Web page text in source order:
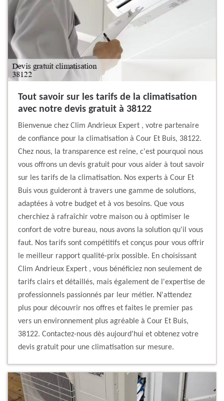
Tout savoir sur les tarifs de la climatisation
avec notre devis gratuit à 38122
Bienvenue chez Clim Andrieux Expert , votre partenaire
de confiance pour la climatisation à Cour Et Buis, 38122.
Chez nous, la transparence est reine, c'est pourquoi nous
vous offrons un devis gratuit pour vous aider à tout savoir
sur les tarifs de la climatisation. Nos experts à Cour Et
Buis vous guideront à travers une gamme de solutions,
adaptées à votre budget et à vos besoins. Que vous
cherchiez à rafraîchir votre maison ou à optimiser le
confort de votre bureau, nous avons la solution qu'il vous
faut. Nos tarifs sont compétitifs et conçus pour vous offrir
le meilleur rapport qualité-prix possible. En choisissant
Clim Andrieux Expert , vous bénéficiez non seulement de
tarifs clairs et détaillés, mais également de l'expertise de
professionnels passionnés par leur métier. N'attendez
plus pour découvrir nos offres et faites le premier pas
vers un environnement plus agréable à Cour Et Buis,
38122. Contactez-nous dès aujourd'hui et obtenez votre
devis gratuit pour une climatisation sur mesure.